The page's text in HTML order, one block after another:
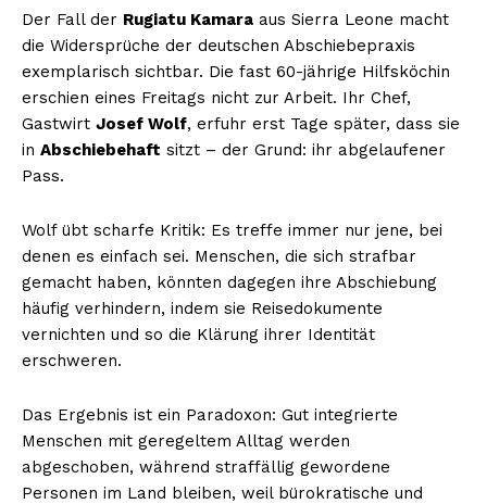
Der Fall der Rugiatu Kamara aus Sierra Leone macht
die Widersprüche der deutschen Abschiebepraxis
exemplarisch sichtbar. Die fast 60-jährige Hilfsköchin
erschien eines Freitags nicht zur Arbeit. Ihr Chef,
Gastwirt Josef Wolf, erfuhr erst Tage später, dass sie
in Abschiebehaft sitzt – der Grund: ihr abgelaufener
Pass.
Wolf übt scharfe Kritik: Es treffe immer nur jene, bei
denen es einfach sei. Menschen, die sich strafbar
gemacht haben, könnten dagegen ihre Abschiebung
häufig verhindern, indem sie Reisedokumente
vernichten und so die Klärung ihrer Identität
erschweren.
Das Ergebnis ist ein Paradoxon: Gut integrierte
Menschen mit geregeltem Alltag werden
abgeschoben, während straffällig gewordene
Personen im Land bleiben, weil bürokratische und